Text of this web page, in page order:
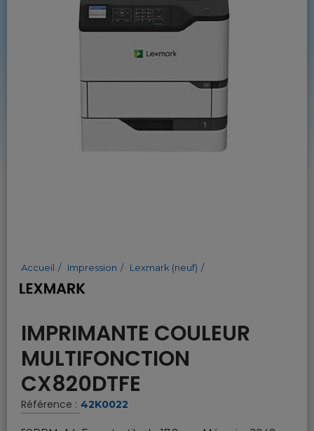
Accueil Impression Lexmark (neuf)
IMPRIMANTE COULEUR
MULTIFONCTION
CX820DTFE
Référence : 42K0022